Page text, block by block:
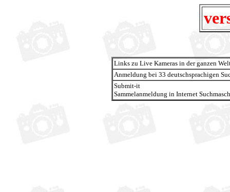
Links zu Live Kameras in der ganzen
Anmeldung bei 33 deutschsprachigen
Submit-it
Sammelanmeldung in Internet